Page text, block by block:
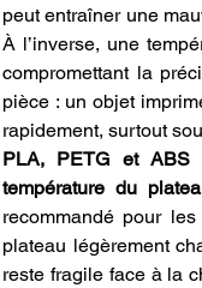
peut entraîner une
À l’inverse, une
compromettant la
pièce : un objet
rapidement, surtout
PLA, PETG et ABS
température du
recommandé pour
plateau légèrement
reste fragile face à la